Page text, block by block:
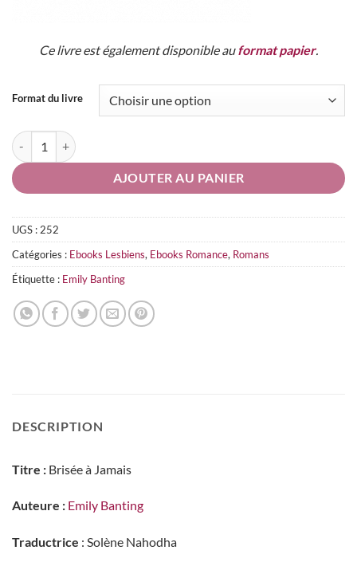
Ce livre est également disponible auformat papier.
Format du livre
quantité de Brisée à jamais
AJOUTER AU PANIER
UGS : 252
Catégories : Ebooks Lesbiens, Ebooks Romance, Romans
Étiquette : Emily Banting
DESCRIPTION
Titre : Brisée à Jamais
Auteure : Emily Banting
Traductrice : Solène Nahodha